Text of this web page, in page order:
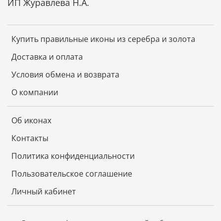
Купить правильные иконы из серебра и золота
Доставка и оплата
Условия обмена и возврата
О компании
Об иконах
Контакты
Политика конфиденциальности
Пользовательское соглашение
Личный кабинет
ИП Журавлева Н.А.